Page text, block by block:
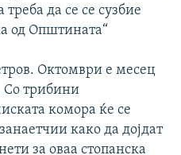
да се се сузбие
од Општината“
Октомври е месец
Со трибини
комора ќе се
како да дојдат
за оваа стопанска